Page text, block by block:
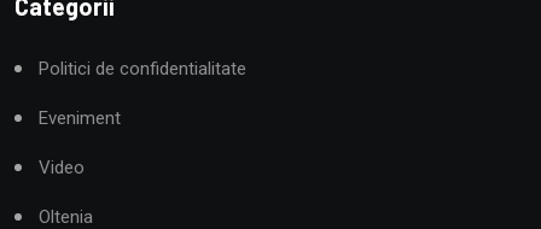
Politici de confidentialitate
Eveniment
Video
Oltenia